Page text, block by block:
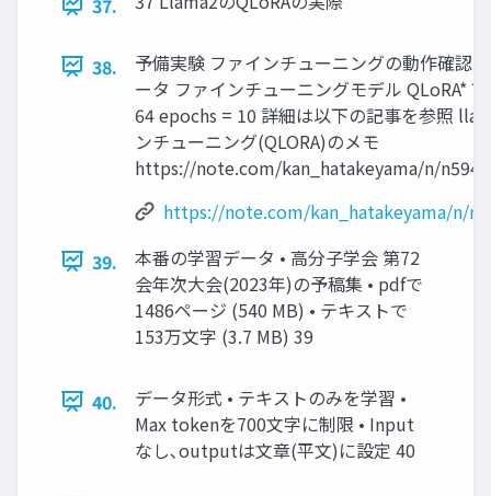
37.
38.
予備実験 ファインチューニングの動作確認
ータ ファインチューニングモデル QLoRA*
64 epochs = 10 詳細は以下の記事を参照
ンチューニング(QLORA)のメモ
https://note.com/kan_hatakeyama/n/
https://note.com/kan_hatakeyama/n/
39.
本番の学習データ • 高分子学会 第72
会年次大会(2023年)の予稿集 • pdfで
1486ページ (540 MB) • テキストで
153万文字 (3.7 MB) 39
40.
データ形式 • テキストのみを学習 •
Max tokenを700文字に制限 • Input
なし､outputは文章(平文)に設定 40